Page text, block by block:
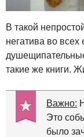
В такой
негатива во
такие же книги.
Важно:
Это
было